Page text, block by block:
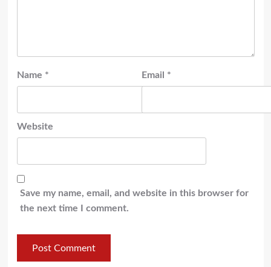
Name * Email *
Website
Save my name, email, and website in this browser for
the next time I comment.